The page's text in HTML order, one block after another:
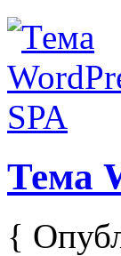
Тема
{